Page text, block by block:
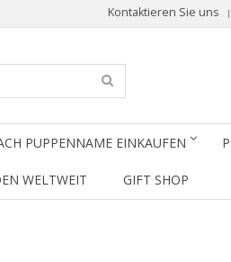
Kontaktieren Sie uns
PUPPENNAME EINKAUFEN
WELTWEIT GIFT SHOP